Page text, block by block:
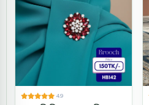
4.9